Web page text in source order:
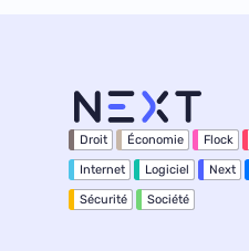
Droit Économie Flock
Internet Logiciel Next
Sécurité Société